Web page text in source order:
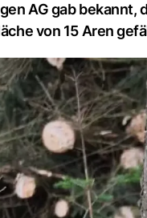
AG gab
von 15 Aren